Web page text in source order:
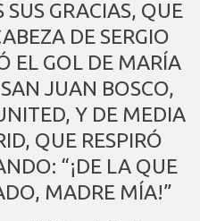
GRACIAS, QUE
DE SERGIO
EL GOL DE MARÍA
JUAN BOSCO,
Y DE MEDIA
QUE RESPIRÓ
“¡DE LA QUE
MADRE MÍA!”